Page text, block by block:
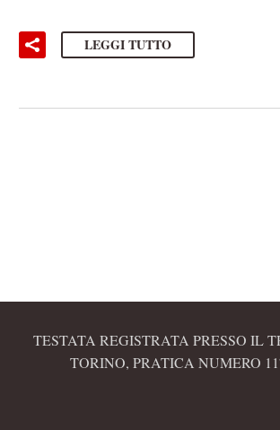
LEGGI TUTTO
TESTATA REGISTRATA PRESSO IL
TORINO, PRATICA NUMERO